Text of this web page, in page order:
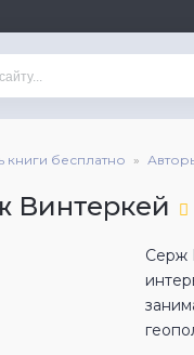
книги бесплатно
Винтеркей
Серж